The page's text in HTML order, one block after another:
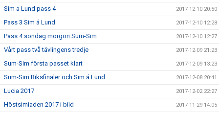
Sim a Lund pass 4 2017-12-10 20:50
Pass 3 Sim á Lund 2017-12-10 12:28
Pass 4 söndag morgon Sum-Sim 2017-12-10 12:27
Vårt pass två tävlingens tredje 2017-12-09 21:23
Sum-Sim första passet klart 2017-12-09 13:23
Sum-Sim Riksfinaler och Sim á Lund 2017-12-08 20:41
Lucia 2017 2017-12-02 22:27
Höstsimiaden 2017 i bild 2017-11-29 14:05